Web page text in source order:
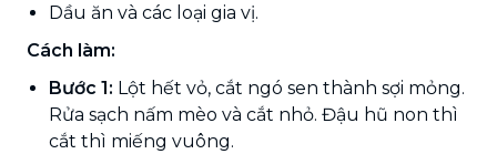
Dầu ăn và các loại gia vị.
Cách làm:
Bước 1: Lột hết vỏ, cắt ngó sen thành sợi mỏng.
Rửa sạch nấm mèo và cắt nhỏ. Đậu hũ non thì
cắt thì miếng vuông.